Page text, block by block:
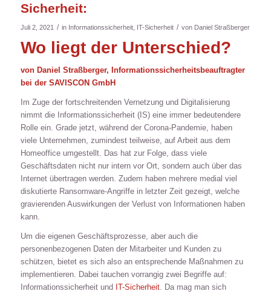
Sicherheit:
Juli 2, 2021 / in Informationssicherheit, IT-Sicherheit / von Daniel Straßberger
Wo liegt der Unterschied?
von Daniel Straßberger, Informationssicherheitsbeauftragter
bei der SAVISCON GmbH
Im Zuge der fortschreitenden Vernetzung und Digitalisierung
nimmt die Informationssicherheit (IS) eine immer bedeutendere
Rolle ein. Grade jetzt, während der Corona-Pandemie, haben
viele Unternehmen, zumindest teilweise, auf Arbeit aus dem
Homeoffice umgestellt. Das hat zur Folge, dass viele
Geschäftsdaten nicht nur intern vor Ort, sondern auch über das
Internet übertragen werden. Zudem haben mehrere medial viel
diskutierte Ransomware-Angriffe in letzter Zeit gezeigt, welche
gravierenden Auswirkungen der Verlust von Informationen haben
kann.
Um die eigenen Geschäftsprozesse, aber auch die
personenbezogenen Daten der Mitarbeiter und Kunden zu
schützen, bietet es sich also an entsprechende Maßnahmen zu
implementieren. Dabei tauchen vorrangig zwei Begriffe auf:
Informationssicherheit und IT-Sicherheit. Da mag man sich